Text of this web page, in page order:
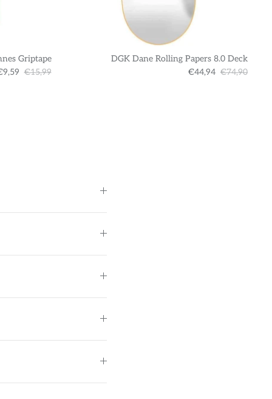
Griptape
€15,99
DGK Dane Rolling Papers 8.0 Deck
€44,94 €74,90